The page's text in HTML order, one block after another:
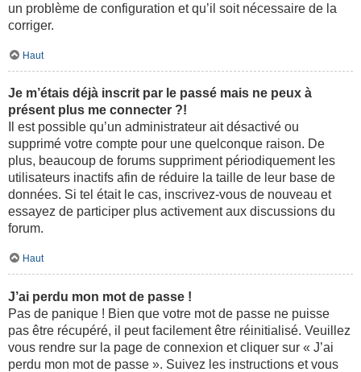
un problème de configuration et qu’il soit nécessaire de la
corriger.
Haut
Je m’étais déjà inscrit par le passé mais ne peux à
présent plus me connecter ?!
Il est possible qu’un administrateur ait désactivé ou
supprimé votre compte pour une quelconque raison. De
plus, beaucoup de forums suppriment périodiquement les
utilisateurs inactifs afin de réduire la taille de leur base de
données. Si tel était le cas, inscrivez-vous de nouveau et
essayez de participer plus activement aux discussions du
forum.
Haut
J’ai perdu mon mot de passe !
Pas de panique ! Bien que votre mot de passe ne puisse
pas être récupéré, il peut facilement être réinitialisé. Veuillez
vous rendre sur la page de connexion et cliquer sur « J’ai
perdu mon mot de passe ». Suivez les instructions et vous